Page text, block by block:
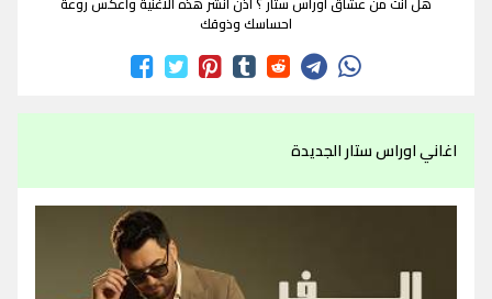
احساسك وذوقك
اغاني اوراس ستار الجديدة